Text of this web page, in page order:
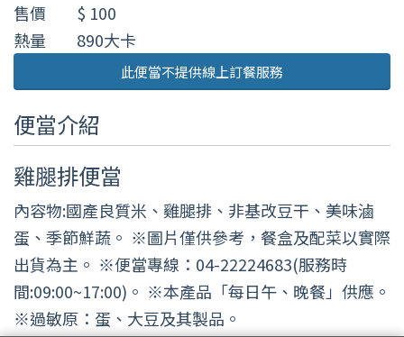
售價
$ 100
熱量
890大卡
此便當不提供線上訂餐服務
便當介紹
雞腿排便當
內容物:國產良質米、雞腿排、非基改豆干、美味滷
蛋、季節鮮蔬。 ※圖片僅供參考，餐盒及配菜以實際
出貨為主。 ※便當專線：04-22224683(服務時
間:09:00~17:00)。 ※本產品「每日午、晚餐」供應。
※過敏原：蛋、大豆及其製品。